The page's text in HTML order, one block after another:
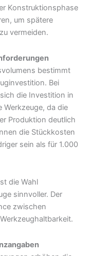
Konstruktionsphase
um spätere
vermeiden.
bestimmt
Bei
die Investition in
Werkzeuge, da die
Produktion deutlich
die Stückkosten
sein als für 1.000
die Wahl
sinnvoller. Der
zwischen